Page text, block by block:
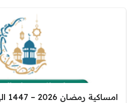
امساكية رمضان 2026 – 1447 الهفوف